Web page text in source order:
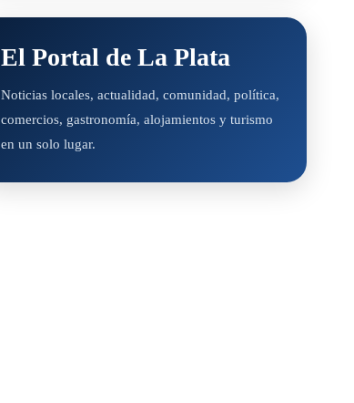
El Portal de La Plata
Noticias locales, actualidad, comunidad, política,
comercios, gastronomía, alojamientos y turismo
en un solo lugar.